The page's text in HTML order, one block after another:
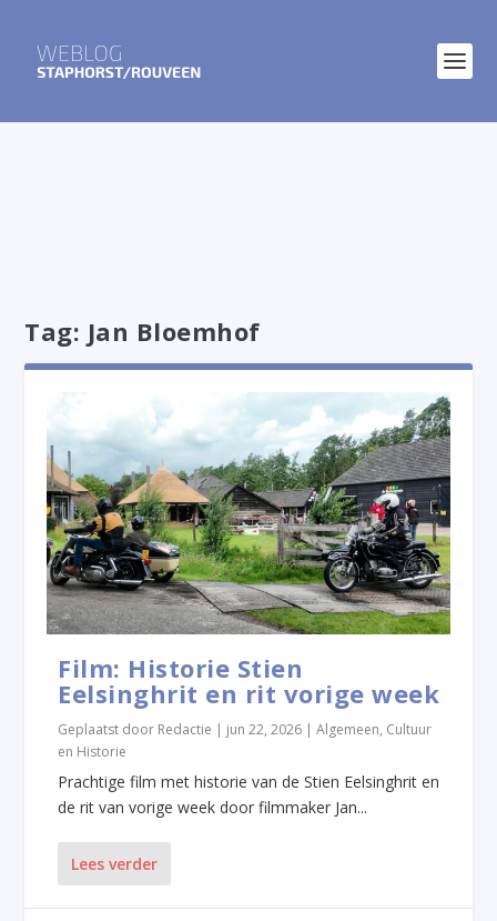
Tag: Jan Bloemhof
Film: Historie Stien
Eelsinghrit en rit vorige week
Geplaatst door Redactie | jun 22, 2026 |Algemeen, Cultuur
en Historie
Prachtige film met historie van de Stien Eelsinghrit en
de rit van vorige week door filmmaker Jan...
Lees verder